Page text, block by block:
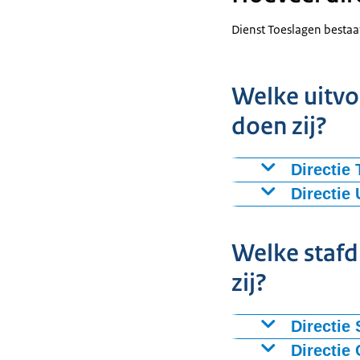
Dienst Toeslagen
Welke
doen zij?
Directie
De directie
Directie
het
het
het zoeken
Welke
zij?
Directie
De directie
Directie